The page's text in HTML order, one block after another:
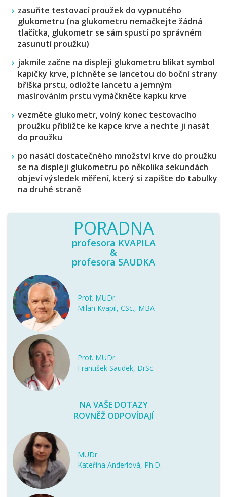
zasuňte testovací proužek do vypnutého
glukometru (na glukometru nemačkejte žádná
tlačítka, glukometr se sám spustí po správném
zasunutí proužku)
jakmile začne na displeji glukometru blikat symbol
kapičky krve, píchněte se lancetou do boční strany
bříška prstu, odložte lancetu a jemným
masírováním prstu vymáčkněte kapku krve
vezměte glukometr, volný konec testovacího
proužku přibližte ke kapce krve a nechte ji nasát
do proužku
po nasátí dostatečného množství krve do proužku
se na displeji glukometru po několika sekundách
objeví výsledek měření, který si zapište do tabulky
na druhé straně
PORADNA
profesora KVAPILA
&
profesora SAUDKA
Prof. MUDr.
Milan Kvapil, CSc., MBA
Prof. MUDr.
František Saudek, DrSc.
NA VAŠE DOTAZY
ROVNĚŽ ODPOVÍDAJÍ
MUDr.
Kateřina Anderlová, Ph.D.